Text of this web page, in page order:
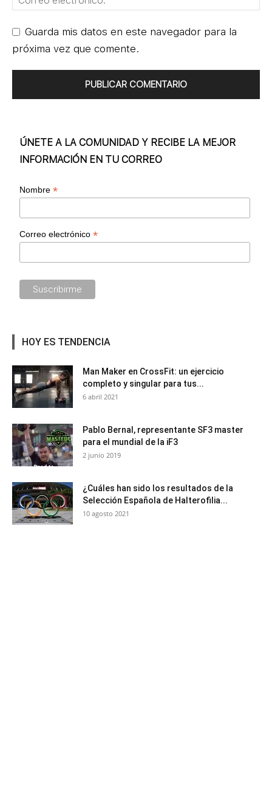
Guarda mis datos en este navegador para la
próxima vez que comente.
ÚNETE A LA COMUNIDAD Y RECIBE LA MEJOR
INFORMACIÓN EN TU CORREO
Nombre*
Correo electrónico*
HOY ES TENDENCIA
Man Maker en CrossFit: un ejercicio
completo y singular para tus...
6 abril 2021
Pablo Bernal, representante SF3 master
para el mundial de la iF3
2 junio 2019
¿Cuáles han sido los resultados de la
Selección Española de Halterofilia...
10 agosto 2021